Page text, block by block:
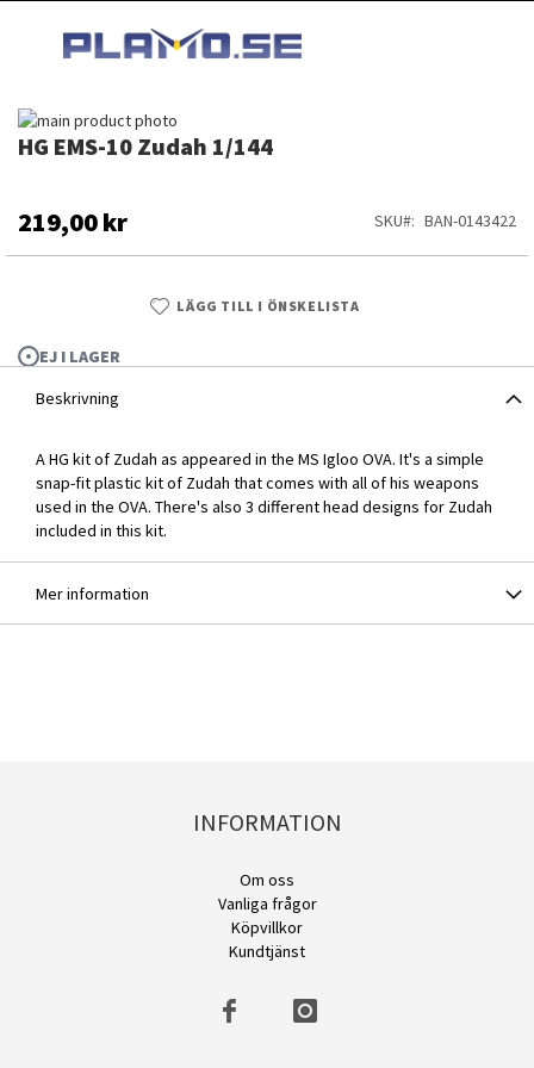
INNEHÅLLET
HG EMS-10 Zudah 1/144
219,00 kr SKU BAN-0143422
LÄGG TILL I ÖNSKELISTA
EJ I LAGER
Hoppa
till
bildgalleriet
HG EMS-10 Zudah 1/144
Hoppa
av
bildgalleriet
Beskrivning
A HG kit of Zudah as appeared in the MS Igloo OVA. It's a simple
snap-fit plastic kit of Zudah that comes with all of his weapons
used in the OVA. There's also 3 different head designs for Zudah
included in this kit.
Mer information
INFORMATION
Om oss
Vanliga frågor
Köpvillkor
Kundtjänst